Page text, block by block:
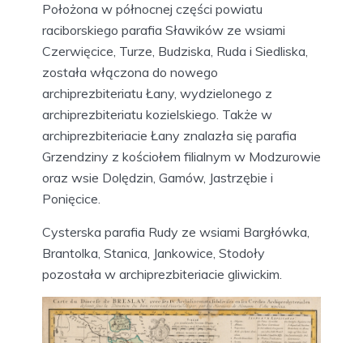
Położona w północnej części powiatu
raciborskiego parafia Sławików ze wsiami
Czerwięcice, Turze, Budziska, Ruda i Siedliska,
została włączona do nowego
archiprezbiteriatu Łany, wydzielonego z
archiprezbiteriatu kozielskiego. Także w
archiprezbiteriacie Łany znalazła się parafia
Grzendziny z kościołem filialnym w Modzurowie
oraz wsie Dolędzin, Gamów, Jastrzębie i
Ponięcice.
Cysterska parafia Rudy ze wsiami Bargłówka,
Brantolka, Stanica, Jankowice, Stodoły
pozostała w archiprezbiteriacie gliwickim.